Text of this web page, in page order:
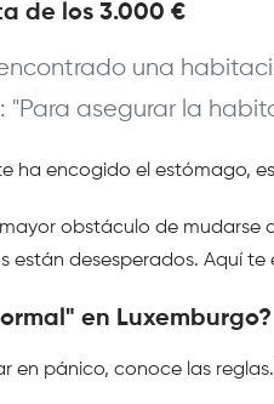
de los 3.000 €
una
"Para asegurar la
ha encogido el estómago,
obstáculo de mudarse
están desesperados. Aquí
en Luxemburgo?
en pánico, conoce las